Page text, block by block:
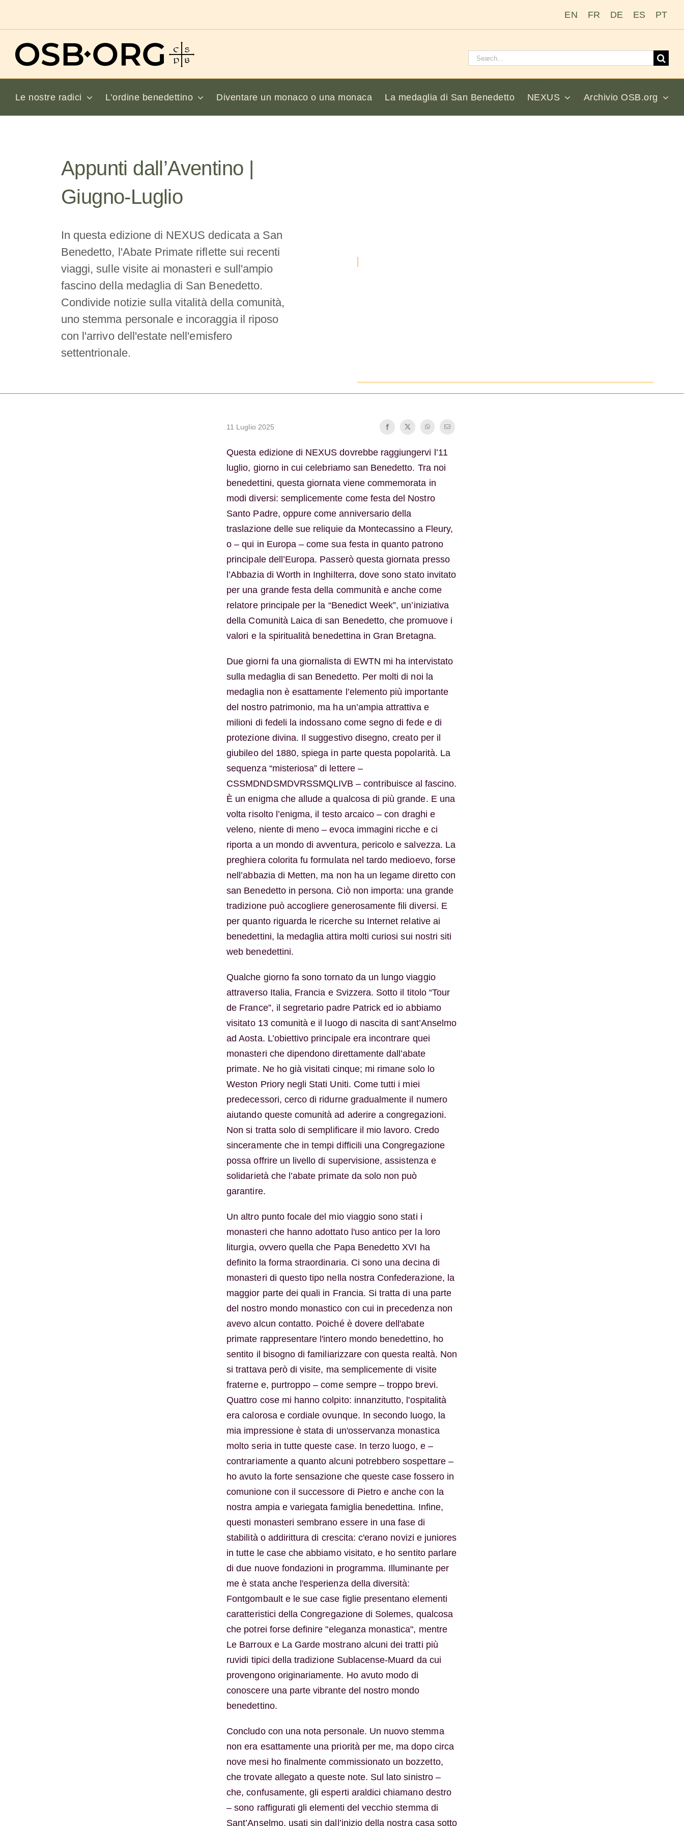
EN FR DE ES PT
Cerca:
Le nostre radici L’ordine benedettino Diventare un monaco o una monaca La medaglia di San Benedetto NEXUS Archivio OSB.org
Appunti dall’Aventino |
Giugno-Luglio
In questa edizione di NEXUS dedicata a San
Benedetto, l'Abate Primate riflette sui recenti
viaggi, sulle visite ai monasteri e sull'ampio
fascino della medaglia di San Benedetto.
Condivide notizie sulla vitalità della comunità,
uno stemma personale e incoraggia il riposo
con l'arrivo dell'estate nell'emisfero
settentrionale.
11 Luglio 2025
Questa edizione di NEXUS dovrebbe raggiungervi l’11
luglio, giorno in cui celebriamo san Benedetto. Tra noi
benedettini, questa giornata viene commemorata in
modi diversi: semplicemente come festa del Nostro
Santo Padre, oppure come anniversario della
traslazione delle sue reliquie da Montecassino a Fleury,
o – qui in Europa – come sua festa in quanto patrono
principale dell’Europa. Passerò questa giornata presso
l’Abbazia di Worth in Inghilterra, dove sono stato invitato
per una grande festa della communità e anche come
relatore principale per la “Benedict Week”, un’iniziativa
della Comunità Laica di san Benedetto, che promuove i
valori e la spiritualità benedettina in Gran Bretagna.
Due giorni fa una giornalista di EWTN mi ha intervistato
sulla medaglia di san Benedetto. Per molti di noi la
medaglia non è esattamente l’elemento più importante
del nostro patrimonio, ma ha un’ampia attrattiva e
milioni di fedeli la indossano come segno di fede e di
protezione divina. Il suggestivo disegno, creato per il
giubileo del 1880, spiega in parte questa popolarità. La
sequenza “misteriosa” di lettere –
CSSMDNDSMDVRSSMQLIVB – contribuisce al fascino.
È un enigma che allude a qualcosa di più grande. E una
volta risolto l’enigma, il testo arcaico – con draghi e
veleno, niente di meno – evoca immagini ricche e ci
riporta a un mondo di avventura, pericolo e salvezza. La
preghiera colorita fu formulata nel tardo medioevo, forse
nell’abbazia di Metten, ma non ha un legame diretto con
san Benedetto in persona. Ciò non importa: una grande
tradizione può accogliere generosamente fili diversi. E
per quanto riguarda le ricerche su Internet relative ai
benedettini, la medaglia attira molti curiosi sui nostri siti
web benedettini.
Qualche giorno fa sono tornato da un lungo viaggio
attraverso Italia, Francia e Svizzera. Sotto il titolo “Tour
de France”, il segretario padre Patrick ed io abbiamo
visitato 13 comunità e il luogo di nascita di sant’Anselmo
ad Aosta. L’obiettivo principale era incontrare quei
monasteri che dipendono direttamente dall’abate
primate. Ne ho già visitati cinque; mi rimane solo lo
Weston Priory negli Stati Uniti. Come tutti i miei
predecessori, cerco di ridurne gradualmente il numero
aiutando queste comunità ad aderire a congregazioni.
Non si tratta solo di semplificare il mio lavoro. Credo
sinceramente che in tempi difficili una Congregazione
possa offrire un livello di supervisione, assistenza e
solidarietà che l’abate primate da solo non può
garantire.
Un altro punto focale del mio viaggio sono stati i
monasteri che hanno adottato l'uso antico per la loro
liturgia, ovvero quella che Papa Benedetto XVI ha
definito la forma straordinaria. Ci sono una decina di
monasteri di questo tipo nella nostra Confederazione, la
maggior parte dei quali in Francia. Si tratta di una parte
del nostro mondo monastico con cui in precedenza non
avevo alcun contatto. Poiché è dovere dell'abate
primate rappresentare l'intero mondo benedettino, ho
sentito il bisogno di familiarizzare con questa realtà. Non
si trattava però di visite, ma semplicemente di visite
fraterne e, purtroppo – come sempre – troppo brevi.
Quattro cose mi hanno colpito: innanzitutto, l'ospitalità
era calorosa e cordiale ovunque. In secondo luogo, la
mia impressione è stata di un'osservanza monastica
molto seria in tutte queste case. In terzo luogo, e –
contrariamente a quanto alcuni potrebbero sospettare –
ho avuto la forte sensazione che queste case fossero in
comunione con il successore di Pietro e anche con la
nostra ampia e variegata famiglia benedettina. Infine,
questi monasteri sembrano essere in una fase di
stabilità o addirittura di crescita: c'erano novizi e juniores
in tutte le case che abbiamo visitato, e ho sentito parlare
di due nuove fondazioni in programma. Illuminante per
me è stata anche l'esperienza della diversità:
Fontgombault e le sue case figlie presentano elementi
caratteristici della Congregazione di Solemes, qualcosa
che potrei forse definire "eleganza monastica", mentre
Le Barroux e La Garde mostrano alcuni dei tratti più
ruvidi tipici della tradizione Sublacense-Muard da cui
provengono originariamente. Ho avuto modo di
conoscere una parte vibrante del nostro mondo
benedettino.
Concludo con una nota personale. Un nuovo stemma
non era esattamente una priorità per me, ma dopo circa
nove mesi ho finalmente commissionato un bozzetto,
che trovate allegato a queste note. Sul lato sinistro –
che, confusamente, gli esperti araldici chiamano destro
– sono raffigurati gli elementi del vecchio stemma di
Sant’Anselmo, usati sin dall’inizio della nostra casa sotto